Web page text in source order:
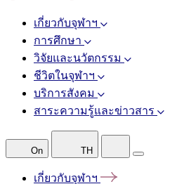
เกี่ยวกับจุฬาฯ
การศึกษา
วิจัยและนวัตกรรม
ชีวิตในจุฬาฯ
บริการสังคม
สาระความรู้และข่าวสาร
On TH
เกี่ยวกับจุฬาฯ